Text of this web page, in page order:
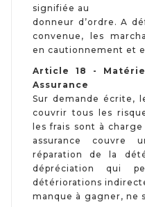
signifiée au
donneur d’ordre. A
convenue, les
en cautionnement et
Article 18 -
Assurance
Sur demande écrite,
couvrir tous les
les frais sont à
assurance couvre
réparation de la
dépréciation qui
détériorations
manque à gagner, ne